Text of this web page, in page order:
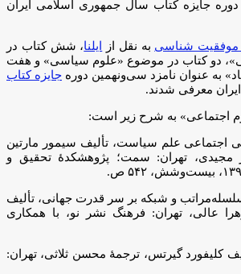
جایزه کتاب سال جمهوری اسلامی ایران
موفقیت شناسی به نقل از ایلنا، شش کتاب در
دو کتاب در موضوع «علوم سیاسی» و هفت
به عنوان نامزد سی‌ونهمین دوره جایزه کتاب
معرفی شدند.
اجتماعی» به شرح زیر است:
اجتماعی علم سیاست، تألیف سیمور مارتین
مجیدی، تهران: سمت؛ پژوهشکدۀ تحقیق و
و شبکه بر سر قدرت جهانی، تألیف
عالی، تهران: فرهنگ نشر نو، با همکاری
کلیفورد گیرتس، ترجمۀ محسن ثلاثی، تهران: